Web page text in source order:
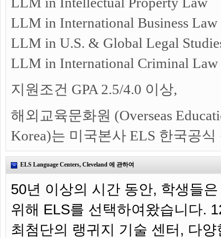
LLM in International Business Law
LLM in U.S. & Global Legal
LLM in International Criminal Law
지원조건 GPA 2.5/4.0 이상,
해외교육문화원 (Overseas
Korea)는 미국본사 ELS 한국공
ELS Language Centers, Cleveland 에 관하여
50년 이상의 시간 동안, 학생들
위해 ELS를 선택하여왔습니다.
최첨단의 랭귀지 기술 센터, 다